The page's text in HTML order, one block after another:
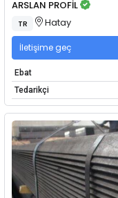
ARSLAN PROFİL
TR Hatay
İletişime geç
Ebat
Tedarikçi